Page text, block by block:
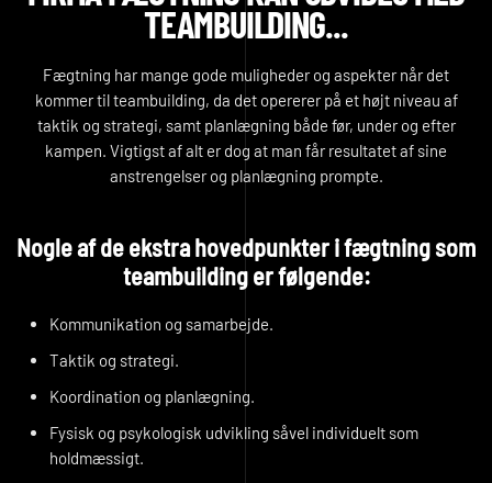
TEAMBUILDING...
Fægtning har mange gode muligheder og aspekter når det
kommer til teambuilding, da det opererer på et højt niveau af
taktik og strategi, samt planlægning både før, under og efter
kampen. Vigtigst af alt er dog at man får resultatet af sine
anstrengelser og planlægning prompte.
Nogle af de ekstra hovedpunkter i fægtning som
teambuilding er følgende:
Kommunikation og samarbejde.
Taktik og strategi.
Koordination og planlægning.
Fysisk og psykologisk udvikling såvel individuelt som
holdmæssigt.